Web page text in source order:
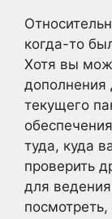
когда-то
Хотя вы
дополнения
текущего
туда, куда
проверить
для